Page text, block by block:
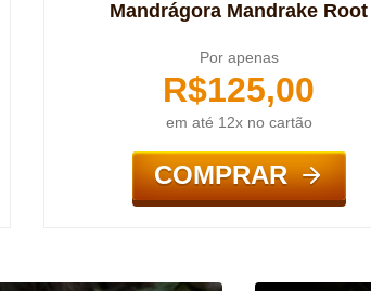
Mandrágora Mandrake Root
Por apenas
R$125,00
em até 12x no cartão
COMPRAR